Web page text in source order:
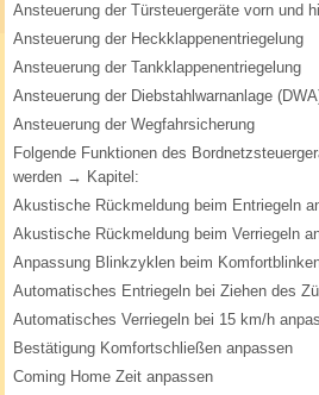
Ansteuerung der Türsteuergeräte vorn und
Ansteuerung der Heckklappenentriegelung
Ansteuerung der Tankklappenentriegelung
Ansteuerung der Diebstahlwarnanlage
Ansteuerung der Wegfahrsicherung
Folgende Funktionen des
werden → Kapitel:
Akustische Rückmeldung beim Entriegeln
Akustische Rückmeldung beim Verriegeln
Anpassung Blinkzyklen beim
Automatisches Entriegeln bei Ziehen des
Automatisches Verriegeln bei 15 km/h
Bestätigung Komfortschließen anpassen
Coming Home Zeit anpassen